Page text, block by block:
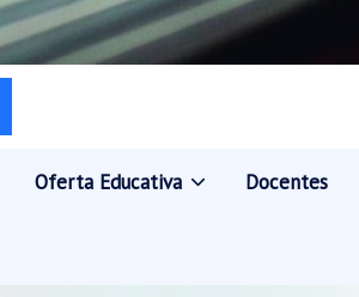
Oferta Educativa Docentes